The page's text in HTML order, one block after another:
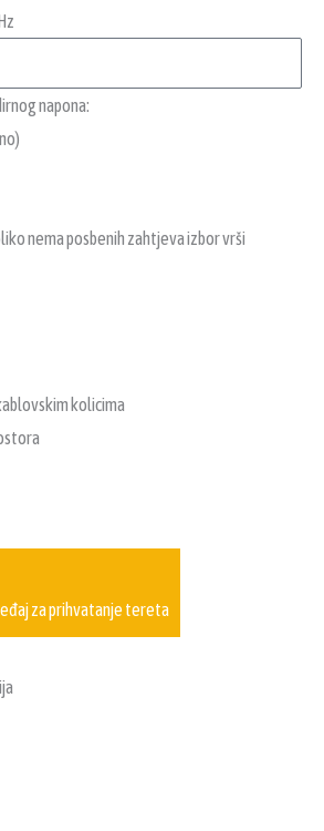
napona:
nema posbenih zahtjeva izbor vrši
kolicima
za prihvatanje tereta